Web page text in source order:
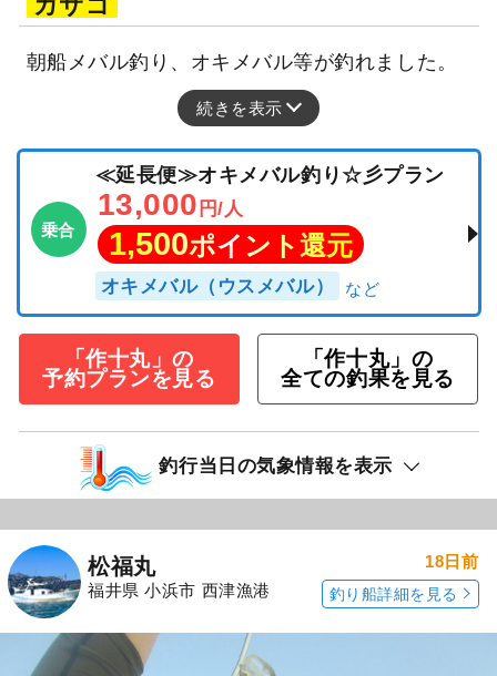
朝船メバル釣り、オキメバル等が釣れました。
続きを表示
乗合
≪延長便≫オキメバル釣り☆彡プラン
13,000 円/人
1,500ポイント還元
オキメバル（ウスメバル）
「作十丸」の
予約プランを見る
「作十丸」の
全ての釣果を見る
釣行当日の気象情報を表示
松福丸
福井県 小浜市 西津漁港
18日前
釣り船詳細を見る